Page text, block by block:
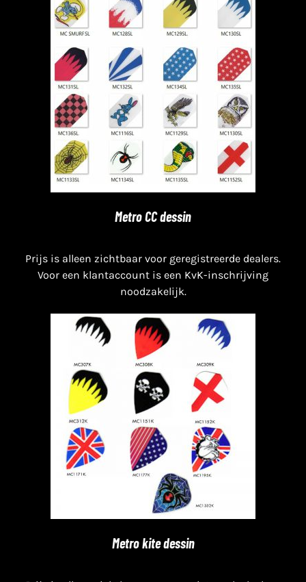
Metro CC dessin
Prijs is alleen zichtbaar voor geregistreerde dealers.
Voor een klantaccount is een KvK-inschrijving
noodzakelijk.
Metro kite dessin